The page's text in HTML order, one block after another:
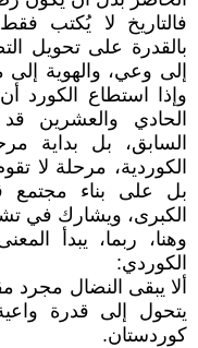
فالتاريخ لا يُكتب
بالقدرة على تحويل
إلى وعي، والهوية إلى
وإذا استطاع الكورد
الحادي والعشرين
السابق، بل بداية
الكوردية، مرحلة لا
بل على بناء مجتمع
الكبرى، ويشارك في
وهنا، ربما، يبدأ
الكوردي:
ألا يبقى النضال مجرد
يتحول إلى قدرة
كوردستان.